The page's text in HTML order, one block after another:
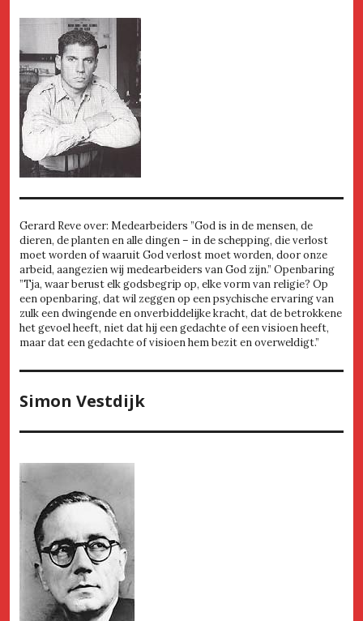
Gerard Reve over: Medearbeiders ”God is in de mensen, de
dieren, de planten en alle dingen – in de schepping, die verlost
moet worden of waaruit God verlost moet worden, door onze
arbeid, aangezien wij medearbeiders van God zijn.” Openbaring
”Tja, waar berust elk godsbegrip op, elke vorm van religie? Op
een openbaring, dat wil zeggen op een psychische ervaring van
zulk een dwingende en onverbiddelijke kracht, dat de betrokkene
het gevoel heeft, niet dat hij een gedachte of een visioen heeft,
maar dat een gedachte of visioen hem bezit en overweldigt.”
Simon Vestdijk